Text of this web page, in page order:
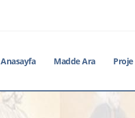
Anasayfa Madde Ara